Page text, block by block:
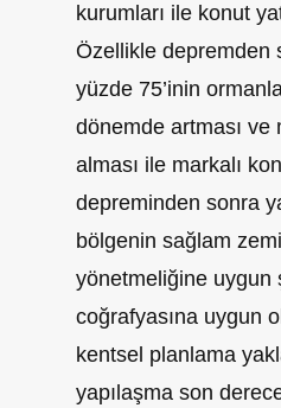
kurumları ile konut
Özellikle depremden
yüzde 75’inin
dönemde artması ve
alması ile markalı
depreminden sonra
bölgenin sağlam
yönetmeliğine uygun
coğrafyasına uygun
kentsel planlama
yapılaşma son